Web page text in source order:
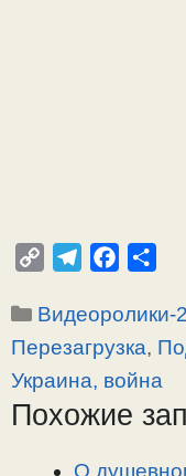
p
y
n
l
e
a
c
e
o
п
р
и
Рубрики
Видеоролики-
Перезагрузка,
Украина, война
Похожие
О